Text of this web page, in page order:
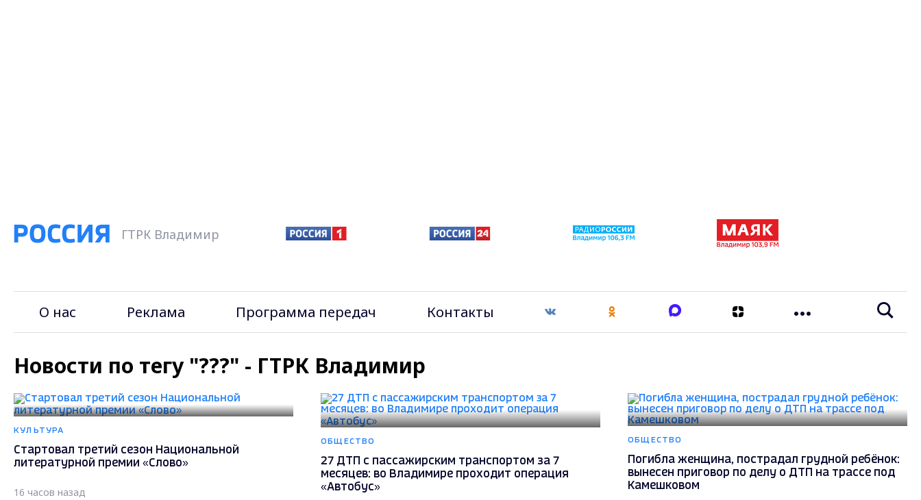
ГТРК Владимир
О нас Реклама Программа передач Контакты
Новости по тегу "???" - ГТРК Владимир
КУЛЬТУРА
Стартовал третий сезон Национальной
литературной премии «Слово»
16 часов назад
ОБЩЕСТВО
27 ДТП с пассажирским транспортом за 7
месяцев: во Владимире проходит операция
«Автобус»
ОБЩЕСТВО
Погибла женщина, пострадал грудной ребёнок:
вынесен приговор по делу о ДТП на трассе под
Камешковом